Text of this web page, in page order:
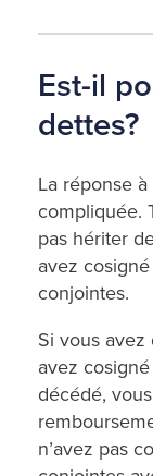
Est-il
dettes?
La réponse
compliquée.
pas hériter
avez
conjointes.
Si vous
avez
décédé,
n’avez pas